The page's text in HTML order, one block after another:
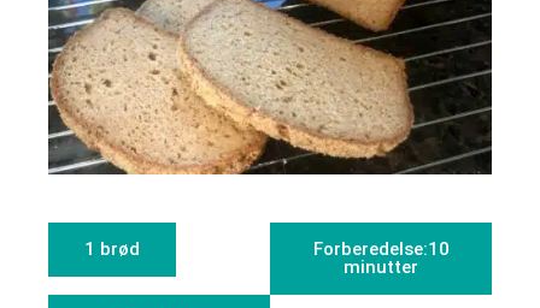
1 brød
Forberedelse:10
minutter